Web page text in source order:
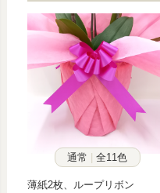
通常 全11色
薄紙2枚、ループリボン